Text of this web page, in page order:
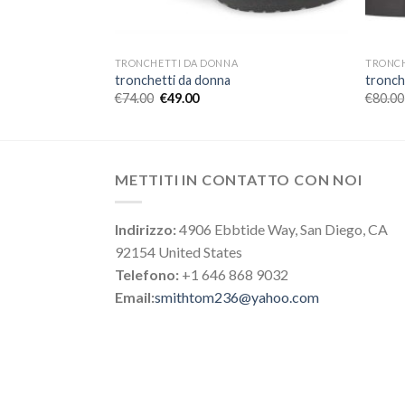
TRONCHETTI DA DONNA
tronchetti da donna
€74.00 €49.00
€80.00
METTITI IN CONTATTO CON NOI
Indirizzo:4906 Ebbtide Way, San Diego, CA
92154 United States
Telefono: +1 646 868 9032
Email:smithtom236@yahoo.com